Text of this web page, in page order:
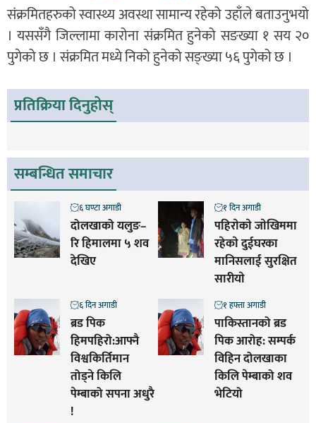
संक्रमितहरुको स्वास्थ्य अवस्था सामान्य रहेको उहाँले बताउनुभयो
। यससँगै जिल्लामा कारोना संक्रमित हुनेको सङख्या १ सय २०
पुगेको छ । संक्रमित मध्ये निको हुनेको सङ्ख्या ५६ पुगेको छ ।
प्रतिक्रिया दिनुहोस्
सम्बन्धित समाचार
दोलखाको यलुङ–
रि हिमालमा ५ शव
देखिए
६ घण्टा अगाडी
पहिराेकाे जाेखिममा
रहेकाे दुईघरका
मानिसलाई सुरक्षित
सारीयाे
१ दिन अगाडी
ब्रड पिक
हिमपहिरो:आफ्नै
विश्वकिर्तिमान
तोड्ने किलि
पेम्बाको सपना अधुरै
!
६ दिन अगाडी
पाकिस्तानको ब्रड
पिक आरोह‌‌: सम्पर्क
विहिन दोलखाका
किलि पेम्बाको शव
भेटियो
१ हफ्ता अगाडी